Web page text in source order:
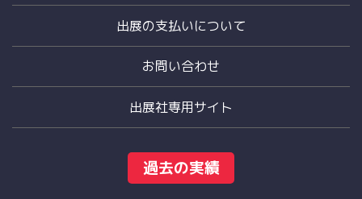
出展の支払いについて
お問い合わせ
出展社専用サイト
過去の実績